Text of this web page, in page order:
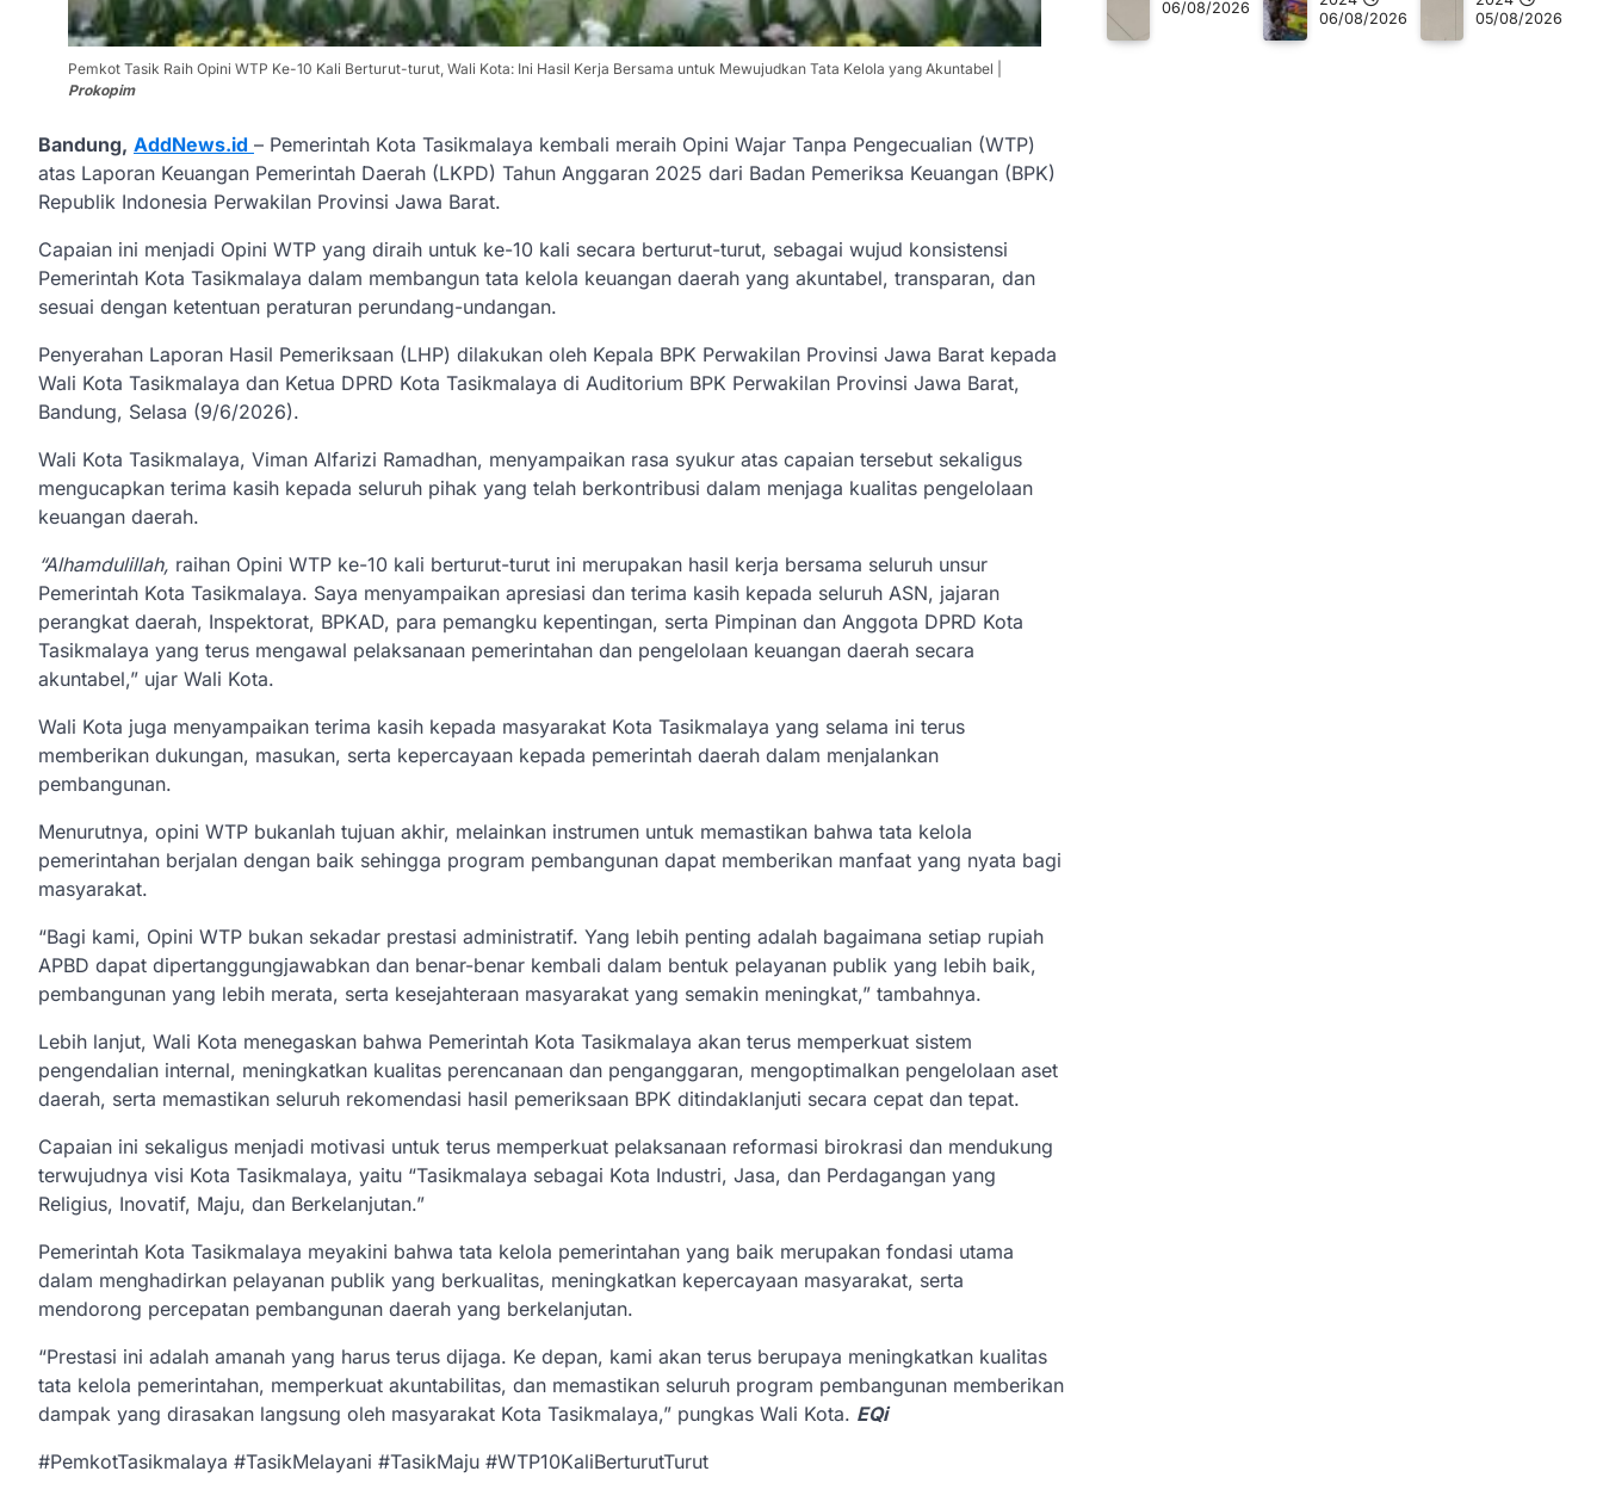
Pemkot Tasik Raih Opini WTP Ke-10 Kali Berturut-turut, Wali Kota: Ini Hasil Kerja Bersama untuk Mewujudkan Tata Kelola yang Akuntabel |
Prokopim
Bandung, AddNews.id – Pemerintah Kota Tasikmalaya kembali meraih Opini Wajar Tanpa Pengecualian (WTP)
atas Laporan Keuangan Pemerintah Daerah (LKPD) Tahun Anggaran 2025 dari Badan Pemeriksa Keuangan (BPK)
Republik Indonesia Perwakilan Provinsi Jawa Barat.
Capaian ini menjadi Opini WTP yang diraih untuk ke-10 kali secara berturut-turut, sebagai wujud konsistensi
Pemerintah Kota Tasikmalaya dalam membangun tata kelola keuangan daerah yang akuntabel, transparan, dan
sesuai dengan ketentuan peraturan perundang-undangan.
Penyerahan Laporan Hasil Pemeriksaan (LHP) dilakukan oleh Kepala BPK Perwakilan Provinsi Jawa Barat kepada
Wali Kota Tasikmalaya dan Ketua DPRD Kota Tasikmalaya di Auditorium BPK Perwakilan Provinsi Jawa Barat,
Bandung, Selasa (9/6/2026).
Wali Kota Tasikmalaya, Viman Alfarizi Ramadhan, menyampaikan rasa syukur atas capaian tersebut sekaligus
mengucapkan terima kasih kepada seluruh pihak yang telah berkontribusi dalam menjaga kualitas pengelolaan
keuangan daerah.
“Alhamdulillah, raihan Opini WTP ke-10 kali berturut-turut ini merupakan hasil kerja bersama seluruh unsur
Pemerintah Kota Tasikmalaya. Saya menyampaikan apresiasi dan terima kasih kepada seluruh ASN, jajaran
perangkat daerah, Inspektorat, BPKAD, para pemangku kepentingan, serta Pimpinan dan Anggota DPRD Kota
Tasikmalaya yang terus mengawal pelaksanaan pemerintahan dan pengelolaan keuangan daerah secara
akuntabel,” ujar Wali Kota.
Wali Kota juga menyampaikan terima kasih kepada masyarakat Kota Tasikmalaya yang selama ini terus
memberikan dukungan, masukan, serta kepercayaan kepada pemerintah daerah dalam menjalankan
pembangunan.
Menurutnya, opini WTP bukanlah tujuan akhir, melainkan instrumen untuk memastikan bahwa tata kelola
pemerintahan berjalan dengan baik sehingga program pembangunan dapat memberikan manfaat yang nyata bagi
masyarakat.
“Bagi kami, Opini WTP bukan sekadar prestasi administratif. Yang lebih penting adalah bagaimana setiap rupiah
APBD dapat dipertanggungjawabkan dan benar-benar kembali dalam bentuk pelayanan publik yang lebih baik,
pembangunan yang lebih merata, serta kesejahteraan masyarakat yang semakin meningkat,” tambahnya.
Lebih lanjut, Wali Kota menegaskan bahwa Pemerintah Kota Tasikmalaya akan terus memperkuat sistem
pengendalian internal, meningkatkan kualitas perencanaan dan penganggaran, mengoptimalkan pengelolaan aset
daerah, serta memastikan seluruh rekomendasi hasil pemeriksaan BPK ditindaklanjuti secara cepat dan tepat.
Capaian ini sekaligus menjadi motivasi untuk terus memperkuat pelaksanaan reformasi birokrasi dan mendukung
terwujudnya visi Kota Tasikmalaya, yaitu “Tasikmalaya sebagai Kota Industri, Jasa, dan Perdagangan yang
Religius, Inovatif, Maju, dan Berkelanjutan.”
Pemerintah Kota Tasikmalaya meyakini bahwa tata kelola pemerintahan yang baik merupakan fondasi utama
dalam menghadirkan pelayanan publik yang berkualitas, meningkatkan kepercayaan masyarakat, serta
mendorong percepatan pembangunan daerah yang berkelanjutan.
“Prestasi ini adalah amanah yang harus terus dijaga. Ke depan, kami akan terus berupaya meningkatkan kualitas
tata kelola pemerintahan, memperkuat akuntabilitas, dan memastikan seluruh program pembangunan memberikan
dampak yang dirasakan langsung oleh masyarakat Kota Tasikmalaya,” pungkas Wali Kota. EQi
#PemkotTasikmalaya #TasikMelayani #TasikMaju #WTP10KaliBerturutTurut
06/08/2026
06/08/2026
05/08/2026